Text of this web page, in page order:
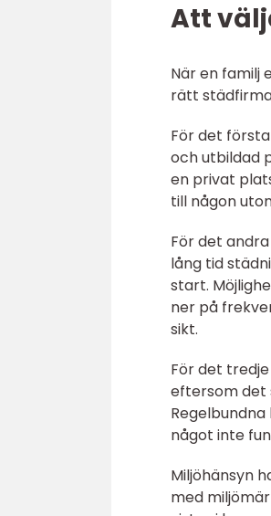
Att
När en familj
rätt
För det
och utbildad
en privat
till någon
För det
lång tid
start.
ner på
sikt.
För det
eftersom det
något inte
Miljöhänsyn
med